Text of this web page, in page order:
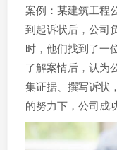
案例：某建筑工程
到起诉状后，公司
时，他们找到了一
了解案情后，认为
集证据、撰写诉状
的努力下，公司成